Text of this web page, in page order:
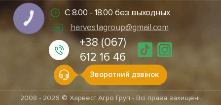
С 8.00 - 18.00 без выходных
harvestagroup@gmail.com
+38 (067)
612 16 46
Зворотний дзвінок
2008 - 2026 © Харвест Агро Груп - Всі права захищені.
КНОПКА
СВЯЗИ